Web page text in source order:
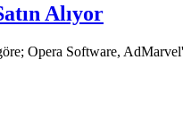
Alıyor
Opera Software,